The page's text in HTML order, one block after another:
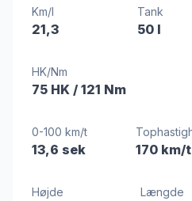
Km/l
21,3
Tank
50 l
HK/Nm
75 HK / 121 Nm
0-100 km/t
13,6 sek 170 km/t
Højde Længde